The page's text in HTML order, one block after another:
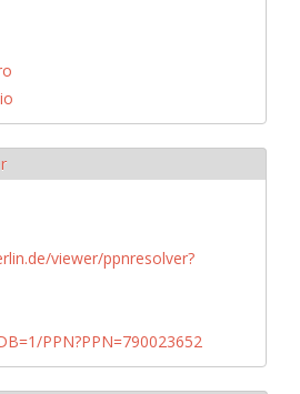
viewer/ppnresolver?
PPN?PPN=790023652